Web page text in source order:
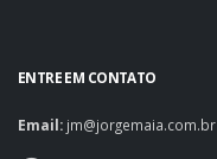
ENTRE EM CONTATO
Email: jm@jorgemaia.com.br